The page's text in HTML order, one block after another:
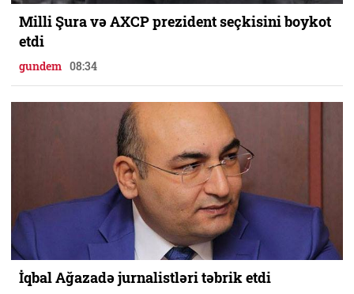
Milli Şura və AXCP prezident seçkisini boykot
etdi
gundem 08:34
İqbal Ağazadə jurnalistləri təbrik etdi